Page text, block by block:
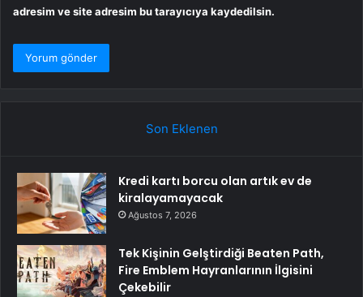
adresim ve site adresim bu tarayıcıya kaydedilsin.
Son Eklenen
Kredi kartı borcu olan artık ev de
kiralayamayacak
Ağustos 7, 2026
Tek Kişinin Gelştirdiği Beaten Path,
Fire Emblem Hayranlarının İlgisini
Çekebilir